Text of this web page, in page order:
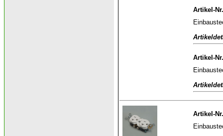
Artikel-
Artikel-
Artikel-